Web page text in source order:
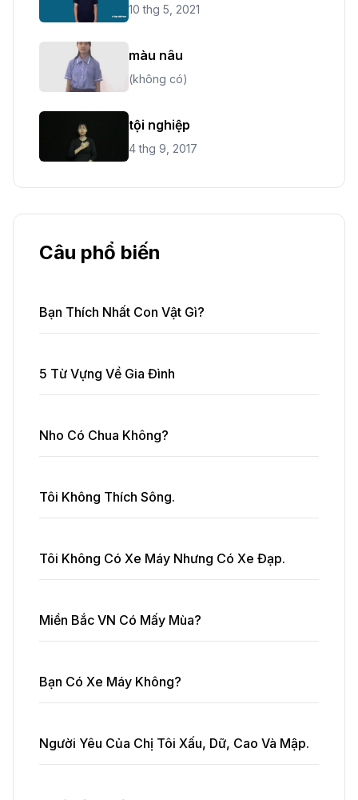
10 thg 5, 2021
màu nâu
(không có)
tội nghiệp
4 thg 9, 2017
Câu phổ biến
Bạn Thích Nhất Con Vật Gì?
5 Từ Vựng Về Gia Đình
Nho Có Chua Không?
Tôi Không Thích Sông.
Tôi Không Có Xe Máy Nhưng Có Xe Đạp.
Miền Bắc VN Có Mấy Mùa?
Bạn Có Xe Máy Không?
Người Yêu Của Chị Tôi Xấu, Dữ, Cao Và Mập.